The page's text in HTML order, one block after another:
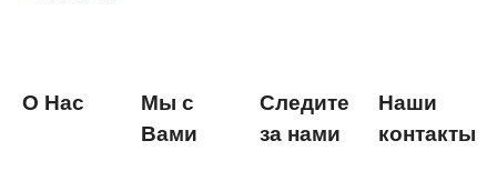
О Нас
Мы с
Вами
Следите
за нами
Наши
контакты